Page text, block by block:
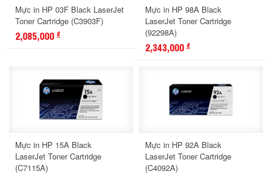
Mực in HP 03F Black LaserJet
Toner Cartridge (C3903F)
2,085,000 đ
Mực in HP 98A Black
LaserJet Toner Cartridge
(92298A)
2,343,000 đ
Mực in HP 15A Black
LaserJet Toner Cartridge
(C7115A)
Mực in HP 92A Black
LaserJet Toner Cartridge
(C4092A)